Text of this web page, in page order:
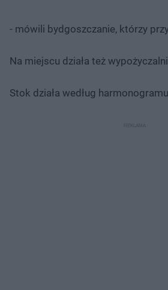
- mówili bydgoszczanie, którzy
Na miejscu działa też
Stok działa według